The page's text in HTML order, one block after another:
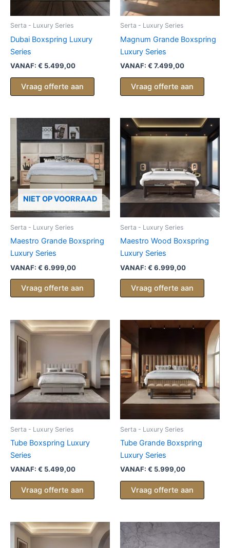
Serta - Luxury Series
Dubai Boxspring Luxury
Series
VANAF: € 5.499,00
Vraag offerte aan
Serta - Luxury Series
Magnum Grande Boxspring
Luxury Series
VANAF: € 7.499,00
Vraag offerte aan
NIET OP VOORRAAD
Serta - Luxury Series
Maestro Grande Boxspring
Luxury Series
VANAF: € 6.999,00
Vraag offerte aan
Serta - Luxury Series
Maestro Wood Boxspring
Luxury Series
VANAF: € 6.999,00
Vraag offerte aan
Serta - Luxury Series
Tube Boxspring Luxury
Series
VANAF: € 5.499,00
Vraag offerte aan
Serta - Luxury Series
Tube Grande Boxspring
Luxury Series
VANAF: € 5.999,00
Vraag offerte aan